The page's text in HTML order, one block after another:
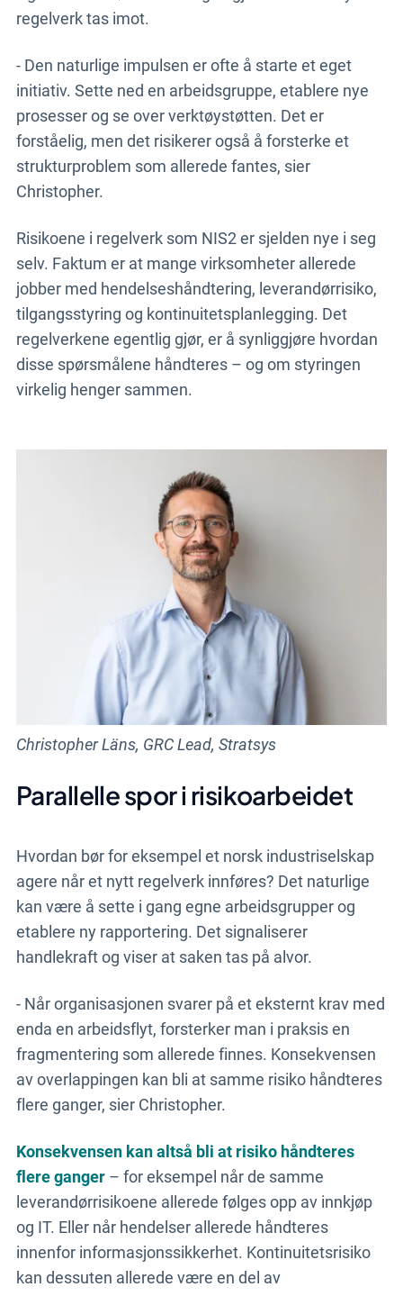
regelverk tas imot.
- Den naturlige impulsen er ofte å starte et eget
initiativ. Sette ned en arbeidsgruppe, etablere nye
prosesser og se over verktøystøtten. Det er
forståelig, men det risikerer også å forsterke et
strukturproblem som allerede fantes, sier
Christopher.
Risikoene i regelverk som NIS2 er sjelden nye i seg
selv. Faktum er at mange virksomheter allerede
jobber med hendelseshåndtering, leverandørrisiko,
tilgangsstyring og kontinuitetsplanlegging. Det
regelverkene egentlig gjør, er å synliggjøre hvordan
disse spørsmålene håndteres – og om styringen
virkelig henger sammen.
Christopher Läns, GRC Lead, Stratsys
Parallelle spor i risikoarbeidet
Hvordan bør for eksempel et norsk industriselskap
agere når et nytt regelverk innføres? Det naturlige
kan være å sette i gang egne arbeidsgrupper og
etablere ny rapportering. Det signaliserer
handlekraft og viser at saken tas på alvor.
- Når organisasjonen svarer på et eksternt krav med
enda en arbeidsflyt, forsterker man i praksis en
fragmentering som allerede finnes. Konsekvensen
av overlappingen kan bli at samme risiko håndteres
flere ganger, sier Christopher.
Konsekvensen kan altså bli at risiko håndteres
flere ganger– for eksempel når de samme
leverandørrisikoene allerede følges opp av innkjøp
og IT. Eller når hendelser allerede håndteres
innenfor informasjonssikkerhet. Kontinuitetsrisiko
kan dessuten allerede være en del av